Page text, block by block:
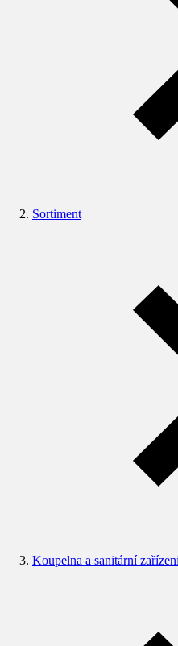
Sortiment
Koupelna a sanitární